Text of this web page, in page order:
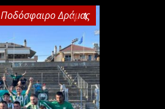
Ποδόσφαιρο Δράμας
1